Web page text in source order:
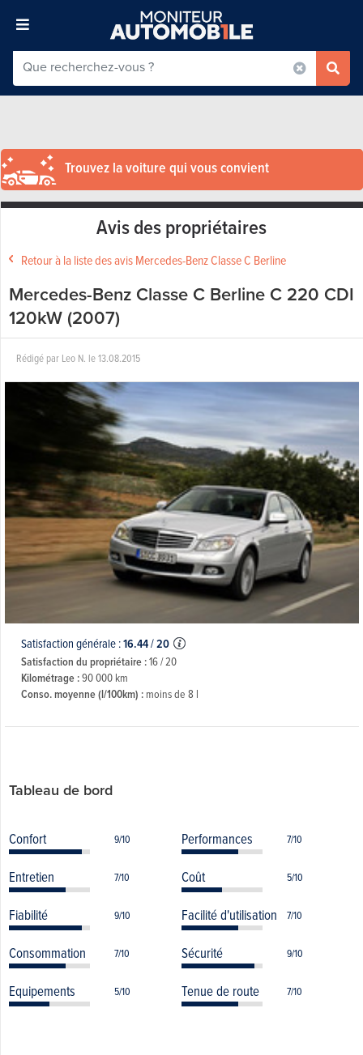
Trouvez la voiture qui vous convient
Avis des propriétaires
Retour à la liste des avis Mercedes-Benz Classe C Berline
Mercedes-Benz Classe C Berline C 220 CDI
120kW (2007)
Rédigé par Leo N. le13.08.2015
Satisfaction générale :16.44/20
Satisfaction du propriétaire :16 / 20
Kilométrage :90 000 km
Conso. moyenne (l/100km) :moins de 8 l
Tableau de bord
Confort 9/10 Performances 7/10
Entretien 7/10 Coût 5/10
Fiabilité 9/10 Facilité d'utilisation 7/10
Consommation 7/10 Sécurité 9/10
Equipements 5/10 Tenue de route 7/10